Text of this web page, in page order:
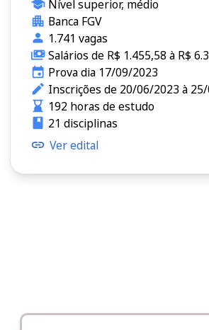
Nível superior, médio
Banca FGV
1.741 vagas
Salários de R$ 1.455,58 à R$
Prova dia 17/09/2023
Inscrições de 20/06/2023 à
192 horas de estudo
21 disciplinas
Ver edital